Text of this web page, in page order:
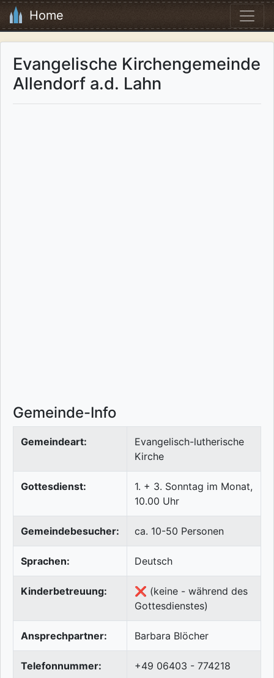
Home
Evangelische Kirchengemeinde
Allendorf a.d. Lahn
Gemeinde-Info
Gemeindeart:
Evangelisch-lutherische
Kirche
Gottesdienst:
1. + 3. Sonntag im Monat,
10.00 Uhr
Gemeindebesucher: ca. 10-50 Personen
Sprachen: Deutsch
Kinderbetreuung:
❌ (keine - während des
Gottesdienstes)
Ansprechpartner: Barbara Blöcher
Telefonnummer: +49 06403 - 774218